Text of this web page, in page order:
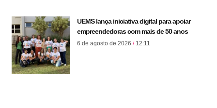
UEMS lança iniciativa digital para apoiar
empreendedoras com mais de 50 anos
6 de agosto de 2026 12:11